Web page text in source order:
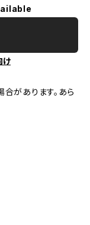
け
があります。あら